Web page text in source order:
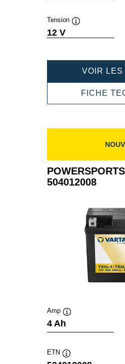
Tension
12 V
VOIR LES
FICHE
504012008
Amp
4 Ah
ETN